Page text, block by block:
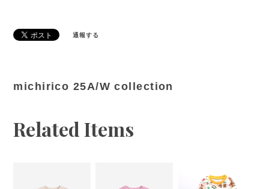
通報する
michirico 25A/W collection
Related Items